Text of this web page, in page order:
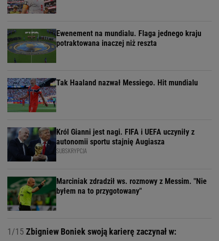
Ewenement na mundialu. Flaga jednego kraju
potraktowana inaczej niż reszta
Tak Haaland nazwał Messiego. Hit mundialu
Król Gianni jest nagi. FIFA i UEFA uczyniły z
autonomii sportu stajnię Augiasza
SUBSKRYPCJA
Marciniak zdradził ws. rozmowy z Messim. "Nie
byłem na to przygotowany"
1/15 Zbigniew Boniek swoją karierę zaczynał w: